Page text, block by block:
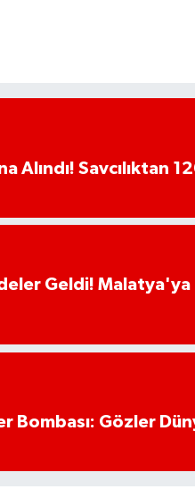
Alındı! Savcılıktan
Geldi! Malatya'ya
Bombası: Gözler